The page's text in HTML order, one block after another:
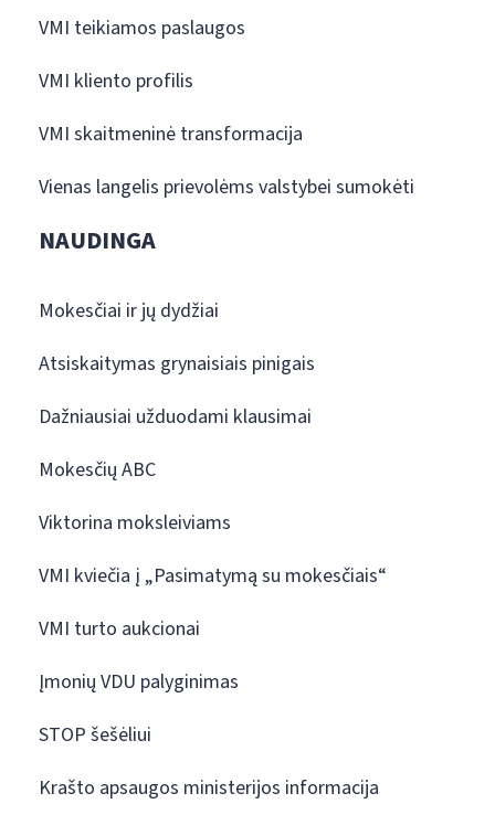
VMI teikiamos paslaugos
VMI kliento profilis
VMI skaitmeninė transformacija
Vienas langelis prievolėms valstybei sumokėti
NAUDINGA
Mokesčiai ir jų dydžiai
Atsiskaitymas grynaisiais pinigais
Dažniausiai užduodami klausimai
Mokesčių ABC
Viktorina moksleiviams
VMI kviečia į „Pasimatymą su mokesčiais“
VMI turto aukcionai
Įmonių VDU palyginimas
STOP šešėliui
Krašto apsaugos ministerijos informacija